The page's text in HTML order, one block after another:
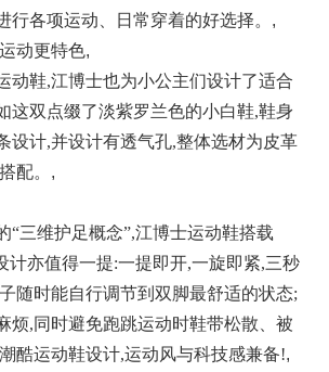
各项运动、日常穿着的好选择。 ,
动更特色,
动鞋,江博士也为小公主们设计了适合
这双点缀了淡紫罗兰色的小白鞋,鞋身
设计,并设计有透气孔,整体选材为皮革
配。 ,
“三维护足概念”,江博士运动鞋搭载
计亦值得一提:一提即开,一旋即紧,三秒
随时能自行调节到双脚最舒适的状态;
烦,同时避免跑跳运动时鞋带松散、被
酷运动鞋设计,运动风与科技感兼备!,